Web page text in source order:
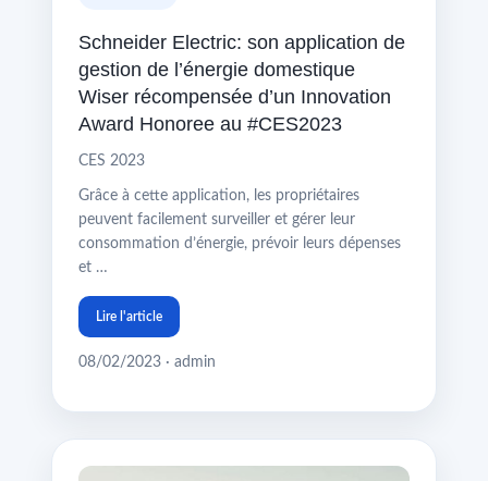
Schneider Electric: son application de
gestion de l’énergie domestique
Wiser récompensée d’un Innovation
Award Honoree au #CES2023
CES 2023
Grâce à cette application, les propriétaires
peuvent facilement surveiller et gérer leur
consommation d’énergie, prévoir leurs dépenses
et …
Lire l'article
08/02/2023 · admin